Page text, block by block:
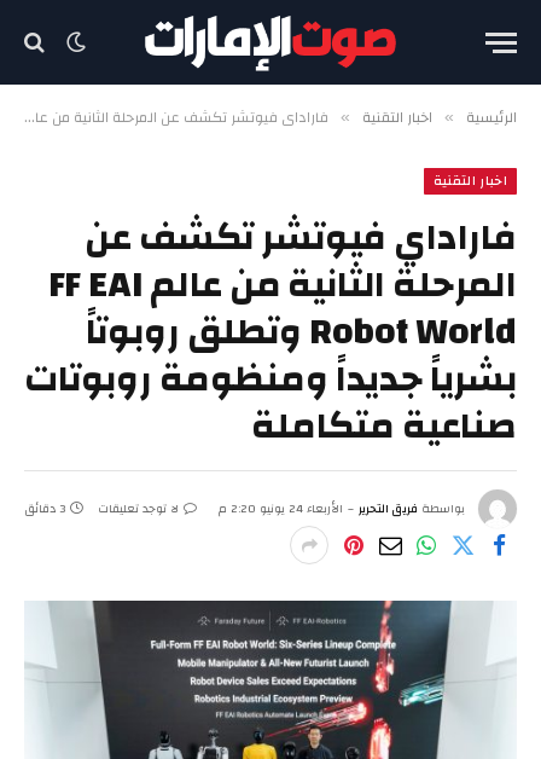
الرئيسية » اخبار التقنية » فاراداي فيوتشر تكشف عن المرحلة الثانية من عالم FF EAI Robot World وتطلق روبوتاً بشرياً جديداً ومنظومة روبوتات صناعية متكاملة
اخبار التقنية
فاراداي فيوتشر تكشف عن
المرحلة الثانية من عالم FF EAI
Robot World وتطلق روبوتاً
بشرياً جديداً ومنظومة روبوتات
صناعية متكاملة
بواسطة فريق التحرير الأربعاء 24 يونيو 2:20 م لا توجد تعليقات 3 دقائق